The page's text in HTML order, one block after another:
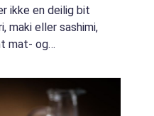
ikke en deilig bit
maki eller sashimi,
mat- og
artikke...